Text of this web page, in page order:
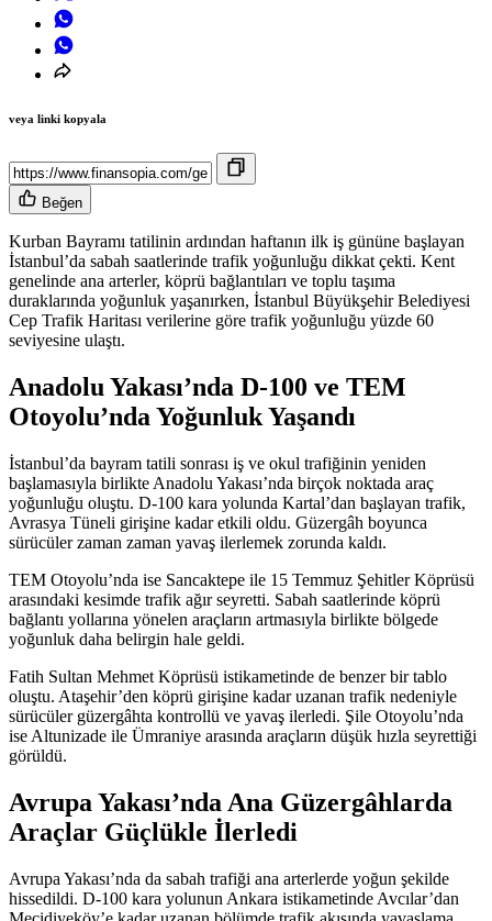
veya linki kopyala
Beğen
Kurban Bayramı tatilinin ardından haftanın ilk iş gününe başlayan
İstanbul’da sabah saatlerinde trafik yoğunluğu dikkat çekti. Kent
genelinde ana arterler, köprü bağlantıları ve toplu taşıma
duraklarında yoğunluk yaşanırken, İstanbul Büyükşehir Belediyesi
Cep Trafik Haritası verilerine göre trafik yoğunluğu yüzde 60
seviyesine ulaştı.
Anadolu Yakası’nda D-100 ve TEM
Otoyolu’nda Yoğunluk Yaşandı
İstanbul’da bayram tatili sonrası iş ve okul trafiğinin yeniden
başlamasıyla birlikte Anadolu Yakası’nda birçok noktada araç
yoğunluğu oluştu. D-100 kara yolunda Kartal’dan başlayan trafik,
Avrasya Tüneli girişine kadar etkili oldu. Güzergâh boyunca
sürücüler zaman zaman yavaş ilerlemek zorunda kaldı.
TEM Otoyolu’nda ise Sancaktepe ile 15 Temmuz Şehitler Köprüsü
arasındaki kesimde trafik ağır seyretti. Sabah saatlerinde köprü
bağlantı yollarına yönelen araçların artmasıyla birlikte bölgede
yoğunluk daha belirgin hale geldi.
Fatih Sultan Mehmet Köprüsü istikametinde de benzer bir tablo
oluştu. Ataşehir’den köprü girişine kadar uzanan trafik nedeniyle
sürücüler güzergâhta kontrollü ve yavaş ilerledi. Şile Otoyolu’nda
ise Altunizade ile Ümraniye arasında araçların düşük hızla seyrettiği
görüldü.
Avrupa Yakası’nda Ana Güzergâhlarda
Araçlar Güçlükle İlerledi
Avrupa Yakası’nda da sabah trafiği ana arterlerde yoğun şekilde
hissedildi. D-100 kara yolunun Ankara istikametinde Avcılar’dan